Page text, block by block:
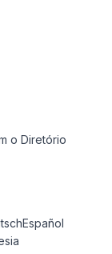
o Diretório
Español